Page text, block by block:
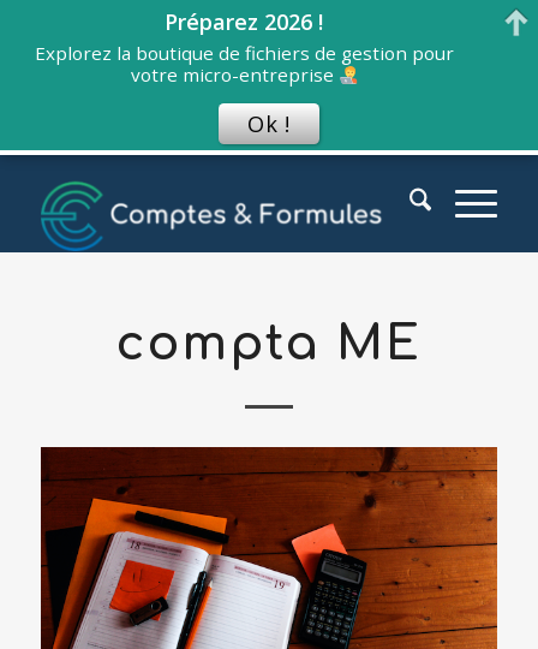
compta ME
Préparez 2026 !
Explorez la boutique de fichiers de gestion pour
votre micro-entreprise
Ok !